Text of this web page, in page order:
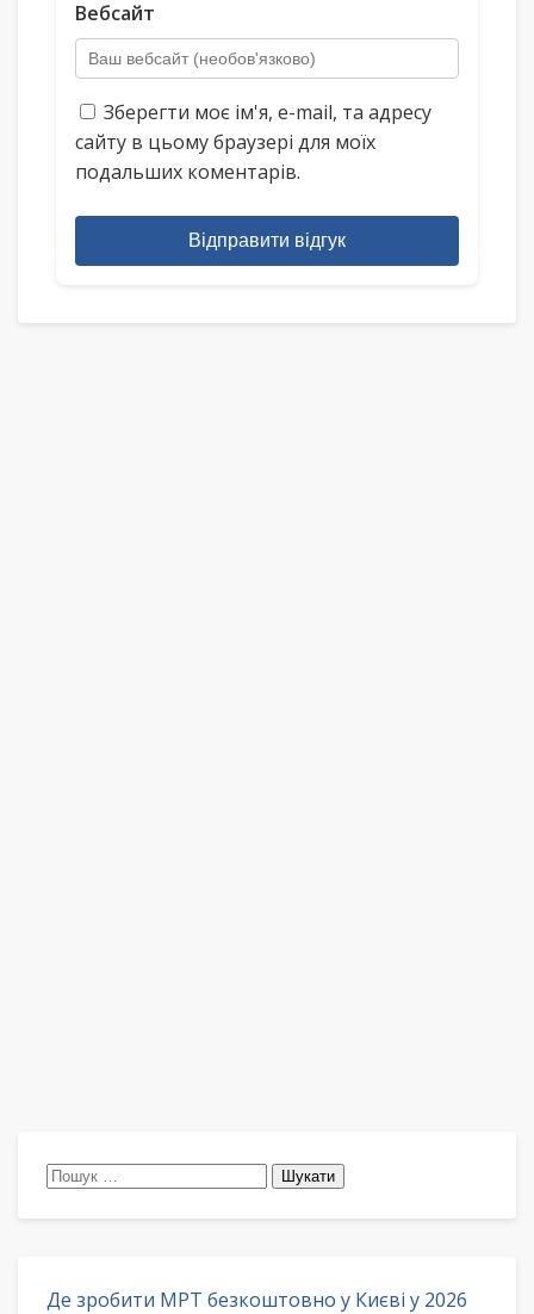
Вебсайт
Зберегти моє ім'я, e-mail, та адресу
сайту в цьому браузері для моїх
подальших коментарів.
Відправити відгук
Пошук:
Де зробити МРТ безкоштовно у Києві у 2026